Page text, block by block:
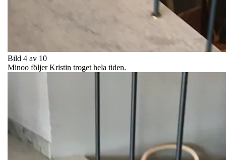
Bild 4 av 10
Minoo följer Kristin troget hela tiden.